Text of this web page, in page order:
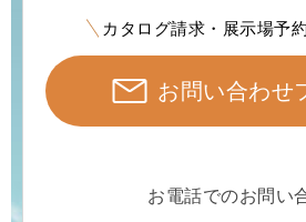
カタログ請求・展示場予
お問い合わせ
お電話でのお問い